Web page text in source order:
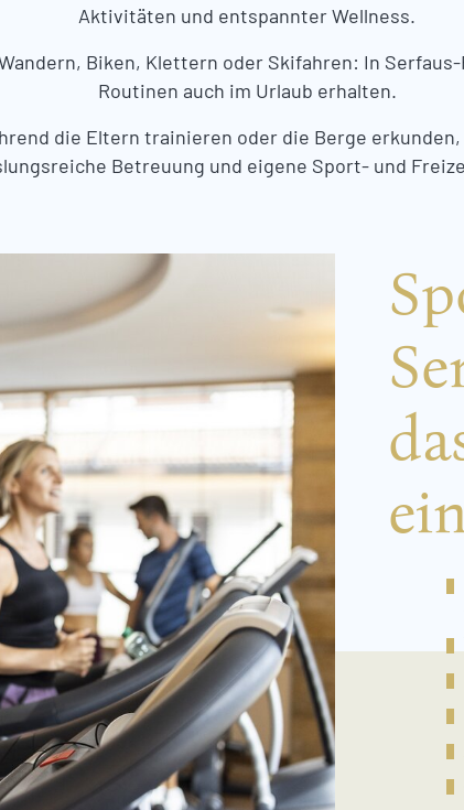
Aktivitäten und entspannter Wellness.
Biken, Klettern oder Skifahren: In
Routinen auch im Urlaub erhalten.
die Eltern trainieren oder die Berge
Betreuung und eigene Sport- und